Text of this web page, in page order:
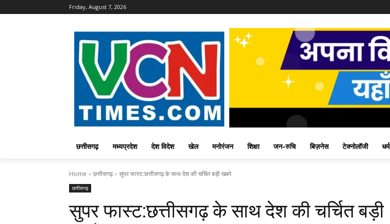
Friday, August 7, 2026
छत्तीसगढ़ मध्यप्रदेश देश विदेश खेल मनोरंजन शिक्षा जन-रुचि बिज़नेस टेक्नोलॉजी धर्म
Home छत्तीसगढ़ सुपर फास्ट:छत्तीसगढ़ के साथ देश की चर्चित बड़ी खबरे
छत्तीसगढ़
सुपर फास्ट:छत्तीसगढ़ के साथ देश की चर्चित बड़ी